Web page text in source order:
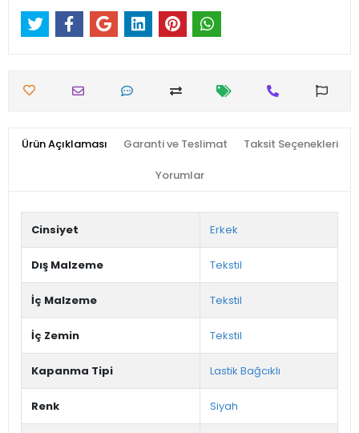
Ürün Açıklaması Garanti ve Teslimat Taksit Seçenekleri
Yorumlar
Cinsiyet Erkek
Dış Malzeme Tekstil
İç Malzeme Tekstil
İç Zemin Tekstil
Kapanma Tipi Lastik Bağcıklı
Renk Siyah